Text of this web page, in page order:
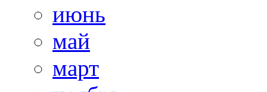
июнь
май
март